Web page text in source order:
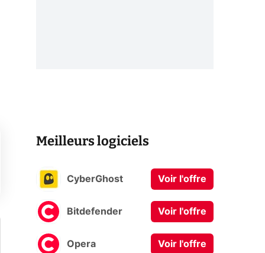
Meilleurs logiciels
CyberGhost Voir l'offre
Bitdefender Voir l'offre
Opera Voir l'offre